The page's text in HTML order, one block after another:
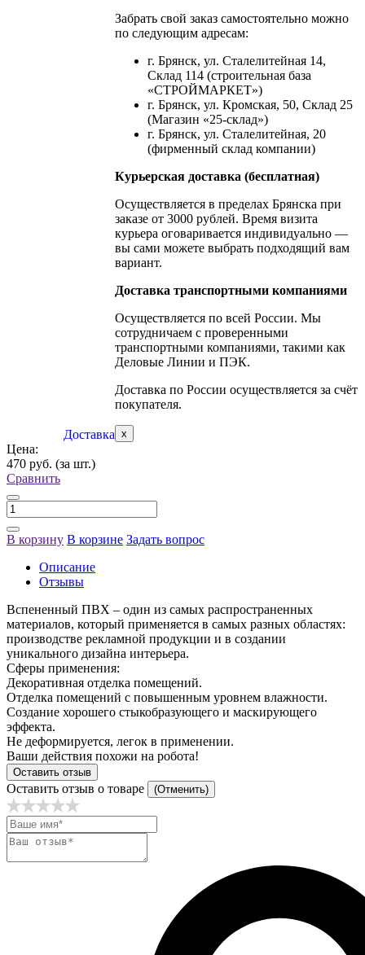
Доставка
Забрать свой заказ самостоятельно можно
по следующим адресам:
г. Брянск, ул. Сталелитейная 14,
Склад 114 (строительная база
«СТРОЙМАРКЕТ»)
г. Брянск, ул. Кромская, 50, Склад 25
(Магазин «25-склад»)
г. Брянск, ул. Сталелитейная, 20
(фирменный склад компании)
Курьерская доставка (бесплатная)
Осуществляется в пределах Брянска при
заказе от 3000 рублей. Время визита
курьера оговаривается индивидуально —
вы сами можете выбрать подходящий вам
вариант.
Доставка транспортными компаниями
Осуществляется по всей России. Мы
сотрудничаем с проверенными
транспортными компаниями, такими как
Деловые Линии и ПЭК.
Доставка по России осуществляется за счёт
покупателя.
x
Цена:
470 руб. (за шт.)
Сравнить
В корзину В корзине Задать вопрос
Описание
Отзывы
Вспененный ПВХ – один из самых распространенных
материалов, который применяется в самых разных областях:
производстве рекламной продукции и в создании
уникального дизайна интерьера.
Сферы применения:
Декоративная отделка помещений.
Отделка помещений с повышенным уровнем влажности.
Создание хорошего стыкобразующего и маскирующего
эффекта.
Не деформируется, легок в применении.
Ваши действия похожи на робота!
Оставить отзыв
Оставить отзыв о товаре (Отменить)